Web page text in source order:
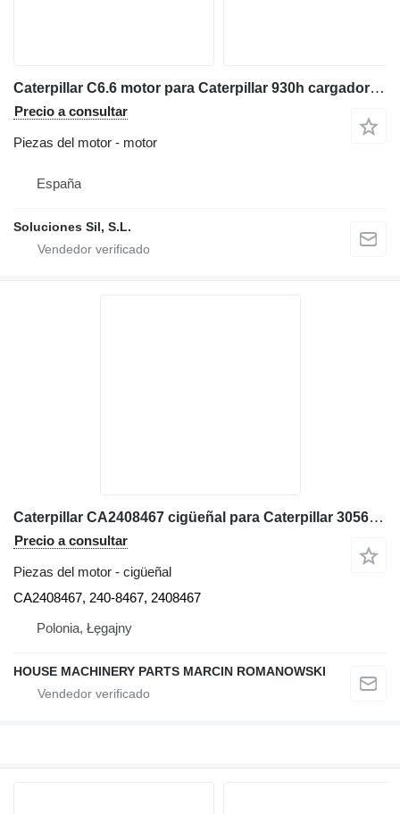
Caterpillar C6.6 motor para Caterpillar 930h cargadora de ruedas
Precio a consultar
Piezas del motor - motor
España
Soluciones Sil, S.L.
Caterpillar CA2408467 cigüeñal para Caterpillar 3056E, 550B, 560B, 564, 574B, 924G, 924GZ, 930G, IT28G, M316C, M318C, M318C, M322C cargadora de ruedas
Precio a consultar
Piezas del motor - cigüeñal
CA2408467, 240-8467, 2408467
Polonia, Łęgajny
HOUSE MACHINERY PARTS MARCIN ROMANOWSKI